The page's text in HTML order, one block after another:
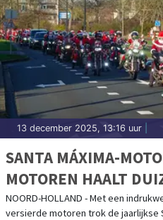
13 december 2025, 13:16 uur
SANTA MÁXIMA-
MOTOREN HAALT
VOOR ZIEKE
NOORD-HOLLAND - Met een
versierde motoren trok de jaarlijkse